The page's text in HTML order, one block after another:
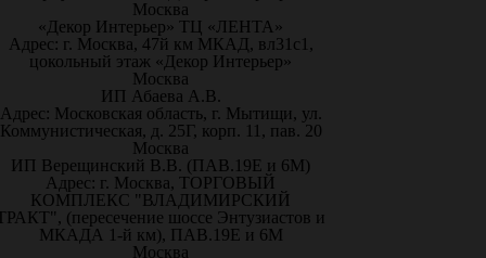
Москва
«Декор Интерьер» ТЦ «ЛЕНТА»
Адрес: г. Москва, 47й км МКАД, вл31с1,
цокольный этаж «Декор Интерьер»
Москва
ИП Абаева А.В.
Адрес: Московская область, г. Мытищи, ул.
Коммунистическая, д. 25Г, корп. 11, пав. 20
Москва
ИП Верещинский В.В. (ПАВ.19Е и 6М)
Адрес: г. Москва, ТОРГОВЫЙ
КОМПЛЕКС "ВЛАДИМИРСКИЙ
(пересечение шоссе Энтузиастов и
МКАДА 1-й км), ПАВ.19Е и 6М
Москва